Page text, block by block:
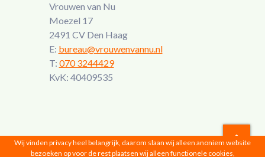
Vrouwen van Nu
Moezel 17
2491 CV Den Haag
E: bureau@vrouwenvannu.nl
T: 070 3244429
KvK: 40409535
Wij vinden privacy heel belangrijk, daarom slaan wij alleen anoniem website
bezoeken op voor de rest plaatsen wij alleen functionele cookies,